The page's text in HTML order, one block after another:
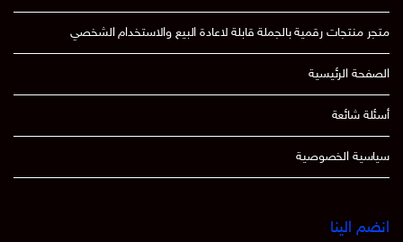
متجر منتجات رقمية بالجملة قابلة لاعادة البيع والاستخدام الشخصي
الصفحة الرئيسية
أسئلة شائعة
سياسية الخصوصية
انضم الينا